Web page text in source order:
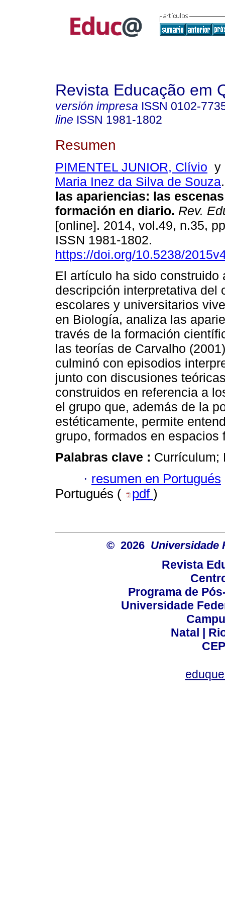
Revista Educação em
versión impresa ISSN 0102-
line ISSN 1981-1802
Resumen
PIMENTEL JUNIOR, Clívio
Maria Inez da Silva de Souza.
las apariencias: las
formación en diario. Rev.
[online]. 2014, vol.49, n.35,
ISSN 1981-1802.
https://doi.org/10.5238/
El artículo ha sido construido
descripción interpretativa del
escolares y universitarios
en Biología, analiza las
través de la formación
las teorías de Carvalho
culminó con episodios
junto con discusiones
construidos en referencia a
el grupo que, además de la
estéticamente, permite
grupo, formados en espacios
Palabras clave : Currículum;
· resumen en Portugués
Portugués (
pdf )
© 2026 Universidade
Revista
Programa de
Universidade
Natal |